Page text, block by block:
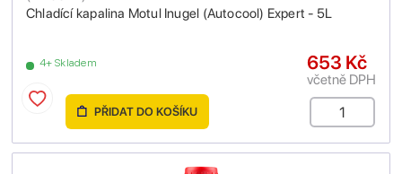
Chladící kapalina Motul Inugel (Autocool) Expert - 5L
4+ Skladem 653 Kč
včetně DPH
PŘIDAT DO KOŠÍKU